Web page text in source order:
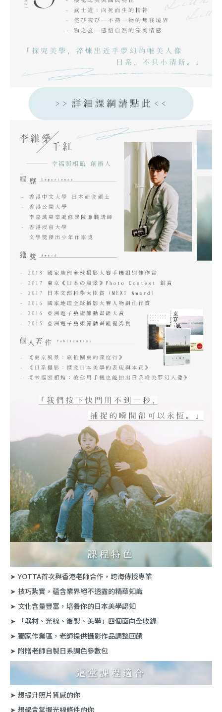
➤ YOTTA首次與香港老師合作，跨海傳授專業
➤ 技巧紮實，蘊含業界絕不透露的精華知識
➤ 文化含量豐富，培養你的日本美學認知
➤ 「器材、光線、後製、美學」四個面向全收錄
➤ 獨家作業區，老師提供攝影作品調整回饋
➤ 附贈老師自製日系調色參數包
➤ 想提升照片質感的你
➤ 想學會掌握光線條件的你